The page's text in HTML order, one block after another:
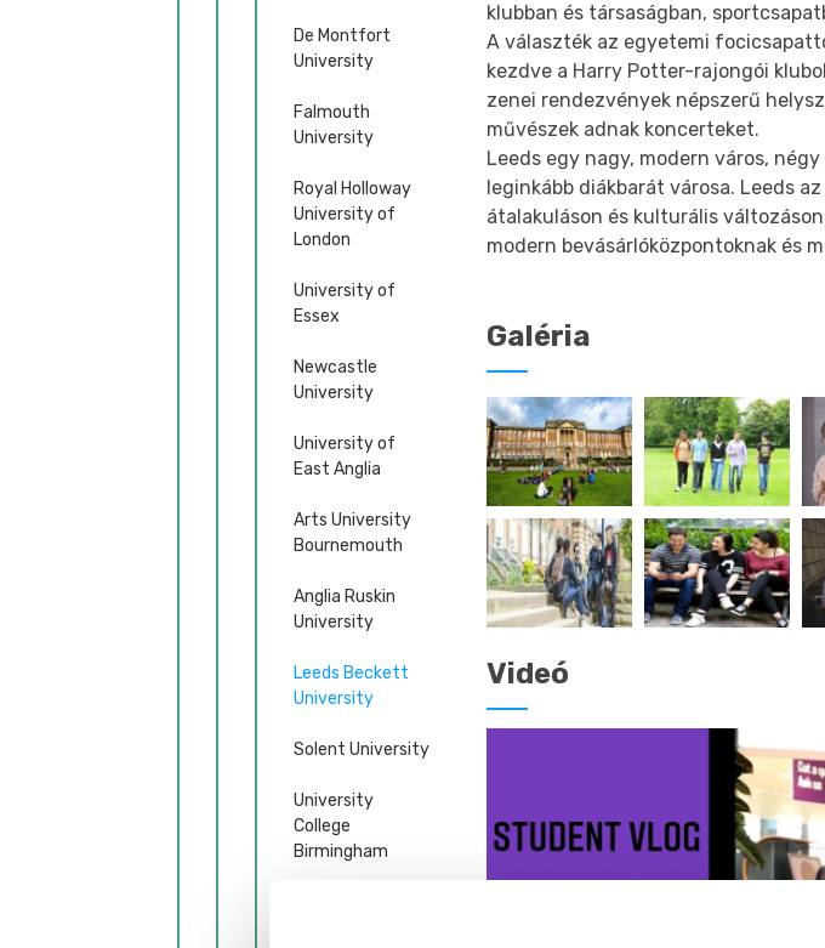
De Montfort
University
Falmouth
University
Royal Holloway
University of
London
University of
Essex
Newcastle
University
University of
East Anglia
Arts University
Bournemouth
Anglia Ruskin
University
Leeds Beckett
University
Solent University
University
College
Birmingham
klubban és társaságban,
A választék az egyetemi
kezdve a Harry Potter-rajongói
zenei rendezvények népszerű
művészek adnak koncerteket.
Leeds egy nagy, modern város,
leginkább diákbarát városa. Leeds
átalakuláson és kulturális
modern bevásárlóközpontoknak és
Galéria
Videó